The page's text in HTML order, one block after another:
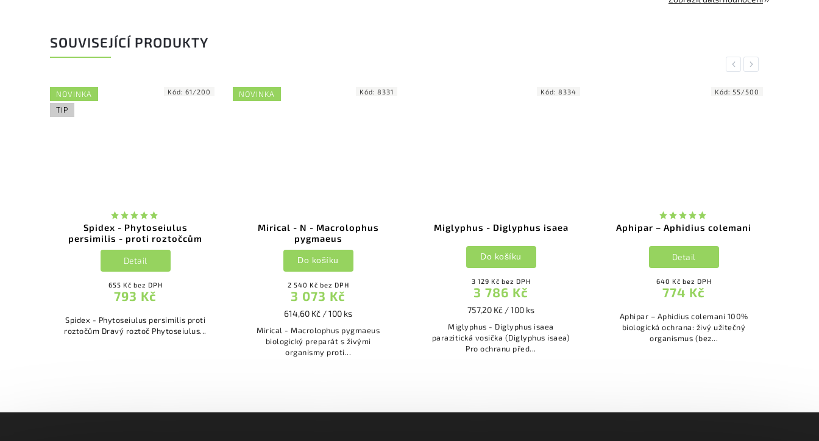
SOUVISEJÍCÍ PRODUKTY
Previous
NOVINKA
TIP
Spidex - Phytoseiulus
persimilis - proti roztočcům
655 Kč bez DPH
793 Kč
Detail
Spidex - Phytoseiulus persimilis proti
roztočům Dravý roztoč Phytoseiulus...
Kód: 61/200 NOVINKA
Mirical - N - Macrolophus
pygmaeus
2 540 Kč bez DPH
3 073 Kč
614,60 Kč / 100 ks
Do košíku
Mirical - Macrolophus pygmaeus
biologický preparát s živými
organismy proti...
Kód: 8331
Miglyphus - Diglyphus isaea
3 129 Kč bez DPH
3 786 Kč
757,20 Kč / 100 ks
Do košíku
Miglyphus - Diglyphus isaea
parazitická vosička (Diglyphus isaea)
Pro ochranu před...
Kód: 8334
Aphipar – Aphidius colemani
640 Kč bez DPH
774 Kč
Detail
Aphipar – Aphidius colemani 100%
biologická ochrana: živý užitečný
organismus (bez...
Kód: 55/500
Next